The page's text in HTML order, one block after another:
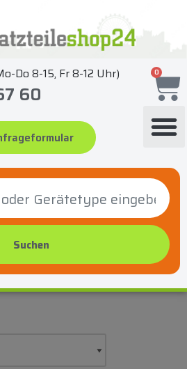
Do 8-15, Fr 8-12 Uhr)
60
0